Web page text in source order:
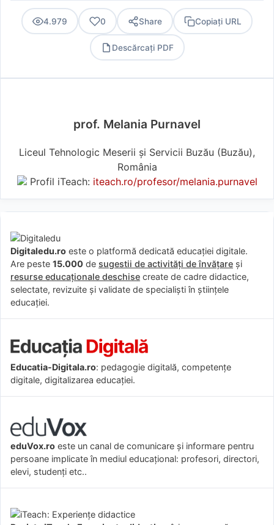
4.979 0 Share Copiați URL
Descărcați PDF
prof. Melania Purnavel
Liceul Tehnologic Meserii și Servicii Buzău (Buzău),
România
Profil iTeach: iteach.ro/profesor/melania.purnavel
Digitaledu.ro este o platformă dedicată educației digitale.
Are peste 15.000 de sugestii de activități de învățare și
resurse educaționale deschise create de cadre didactice,
selectate, revizuite și validate de specialiști în științele
educației.
Educatia-Digitala.ro: pedagogie digitală, competențe
digitale, digitalizarea educației.
eduVox.ro este un canal de comunicare și informare pentru
persoane implicate în mediul educațional: profesori, directori,
elevi, studenți etc..